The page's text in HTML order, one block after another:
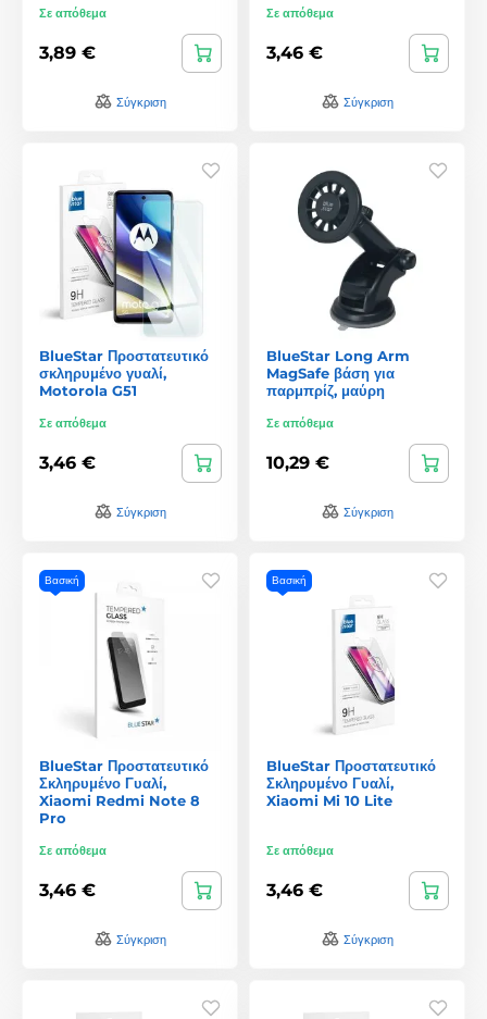
Σε απόθεμα
3,89 €
Σύγκριση
Σε απόθεμα
3,46 €
Σύγκριση
BlueStar Προστατευτικό
σκληρυμένο γυαλί,
Motorola G51
Σε απόθεμα
3,46 €
Σύγκριση
BlueStar Long Arm
MagSafe βάση για
παρμπρίζ, μαύρη
Σε απόθεμα
10,29 €
Σύγκριση
Βασική
BlueStar Προστατευτικό
Σκληρυμένο Γυαλί,
Xiaomi Redmi Note 8
Pro
Σε απόθεμα
3,46 €
Σύγκριση
Βασική
BlueStar Προστατευτικό
Σκληρυμένο Γυαλί,
Xiaomi Mi 10 Lite
Σε απόθεμα
3,46 €
Σύγκριση